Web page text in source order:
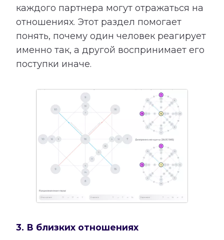
каждого партнера могут отражаться на
отношениях. Этот раздел помогает
понять, почему один человек реагирует
именно так, а другой воспринимает его
поступки иначе.
3. В близких отношениях